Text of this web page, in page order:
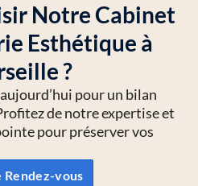
Notre Cabinet
Esthétique à
?
pour un bilan
de notre expertise et
pour préserver vos
Rendez-vous